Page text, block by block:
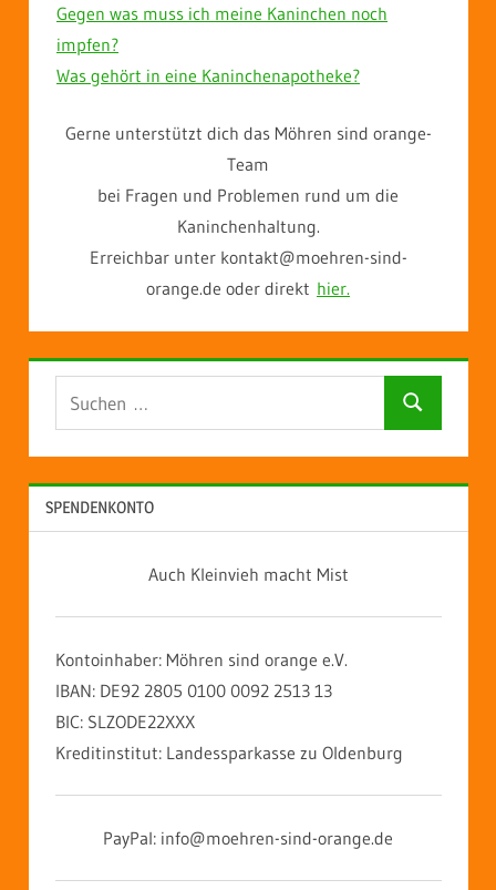
Gegen was muss ich meine Kaninchen noch
impfen?
Was gehört in eine Kaninchenapotheke?
Gerne unterstützt dich das Möhren sind orange-
Team
bei Fragen und Problemen rund um die
Kaninchenhaltung.
Erreichbar unter kontakt@moehren-sind-
orange.de oder direkt hier.
Suchen
SPENDENKONTO
Auch Kleinvieh macht Mist
Kontoinhaber: Möhren sind orange e.V.
IBAN: DE92 2805 0100 0092 2513 13
BIC: SLZODE22XXX
Kreditinstitut: Landessparkasse zu Oldenburg
PayPal: info@moehren-sind-orange.de